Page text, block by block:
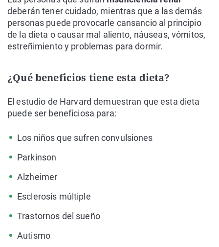
deberán tener cuidado, mientras que a las demás
personas puede provocarle cansancio al principio
de la dieta o causar mal aliento, náuseas, vómitos,
estreñimiento y problemas para dormir.
¿Qué beneficios tiene esta dieta?
El estudio de Harvard demuestran que esta dieta
puede ser beneficiosa para:
Los niños que sufren convulsiones
Parkinson
Alzheimer
Esclerosis múltiple
Trastornos del sueño
Autismo